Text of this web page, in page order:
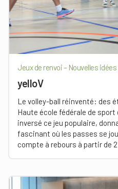
Jeux de renvoi – Nouvelles
yelloV
Le volley-ball réinventé: des
Haute école fédérale de sport
inversé ce jeu populaire,
fascinant où les passes se
compte à rebours à partir de